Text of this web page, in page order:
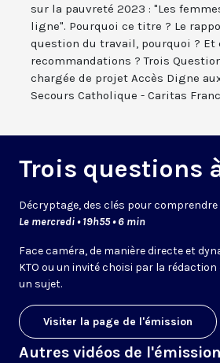
sur la pauvreté 2023 : "Les
ligne". Pourquoi ce titre ? Le
question du travail, pourquoi ? Et
recommandations ? Trois
chargée de projet Accès Digne
Secours Catholique - Caritas
Trois questions
Décryptage, des clés pour
Le mercredi • 19h55 • 6 min
Face caméra, de manière directe et
KTO ou un invité choisi par la
un sujet.
Visiter la page de l'émission
Autres vidéos de l'émission